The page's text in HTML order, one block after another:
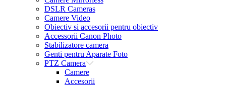
DSLR Cameras
Camere Video
Obiectiv si accesorii pentru obiectiv
Accessorii Canon Photo
Stabilizatore camera
Genti pentru Aparate Foto
PTZ Camera
Camere
Accesorii